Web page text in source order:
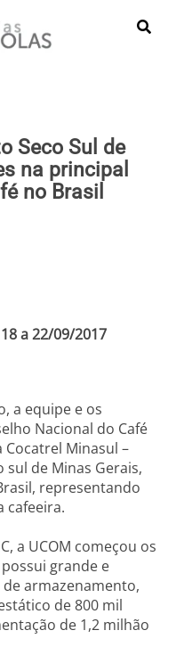
Seco Sul de
na principal
no Brasil
a 22/09/2017
a equipe e os
Nacional do Café
Cocatrel Minasul –
sul de Minas Gerais,
representando
cafeeira.
a UCOM começou os
grande e
armazenamento,
de 800 mil
de 1,2 milhão